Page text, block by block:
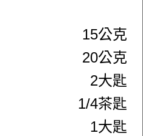
15公克
20公克
2大匙
1/4茶匙
1大匙